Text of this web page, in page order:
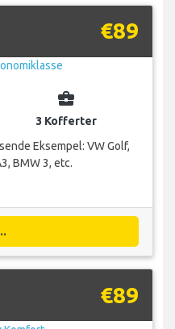
€89
business_center
3 Kofferter
Eksempel: VW Golf,
BMW 3, etc.
€89